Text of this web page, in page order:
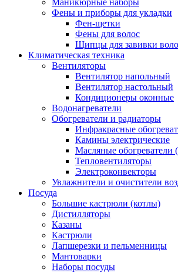
Маникюрные наборы
Фены и приборы для укладки
Фен-щетки
Фены для волос
Щипцы для завивки
Климатическая техника
Вентиляторы
Вентилятор напольный
Вентилятор настольный
Кондиционеры оконные
Водонагреватели
Обогреватели и радиаторы
Инфракрасные
Камины электрические
Масляные обогреватели
Тепловентиляторы
Электроконвекторы
Увлажнители и очистители
Посуда
Большие кастрюли (котлы)
Дистилляторы
Казаны
Кастрюли
Лапшерезки и пельменницы
Мантоварки
Наборы посуды